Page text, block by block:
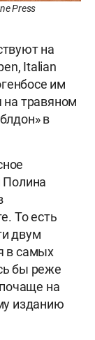
Press
на
Italian
им
травяном
в
Полина
То есть
двум
в самых
бы реже
на
изданию